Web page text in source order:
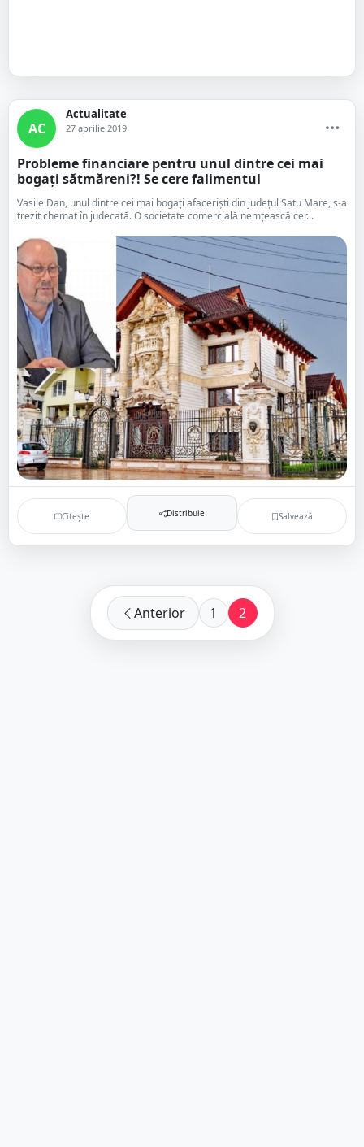
AC
Actualitate
27 aprilie 2019
Probleme financiare pentru unul dintre cei mai
bogați sătmăreni?! Se cere falimentul
Vasile Dan, unul dintre cei mai bogați afaceriști din județul Satu Mare, s-a
trezit chemat în judecată. O societate comercială nemțească cer...
Citește Distribuie Salvează
Anterior 1 2